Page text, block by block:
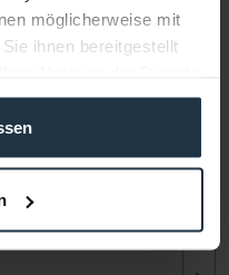
möglicherweise mit
ihnen bereitgestellt
ansehen